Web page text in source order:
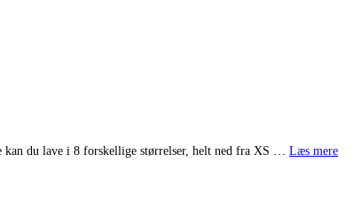
kan du lave i 8 forskellige størrelser, helt ned fra XS … Læs mere